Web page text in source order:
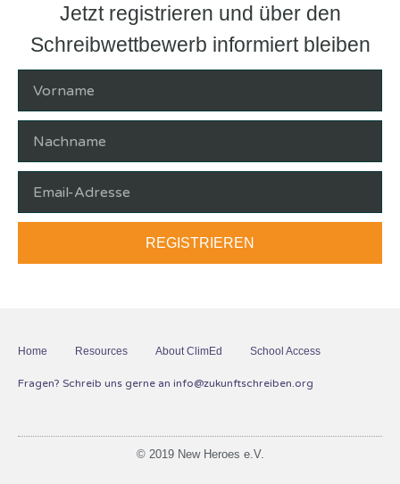
Jetzt registrieren und über den
Schreibwettbewerb informiert bleiben
REGISTRIEREN
Home Resources About ClimEd School Access
Fragen? Schreib uns gerne an info@zukunftschreiben.org
© 2019 New Heroes e.V.